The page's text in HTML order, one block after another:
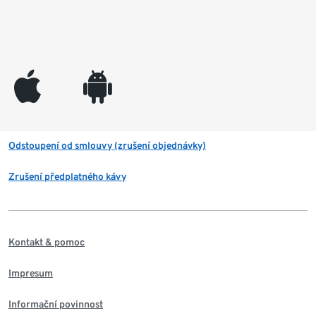
appleinc android
Odstoupení od smlouvy (zrušení objednávky)
Zrušení předplatného kávy
Kontakt & pomoc
Impresum
Informační povinnost